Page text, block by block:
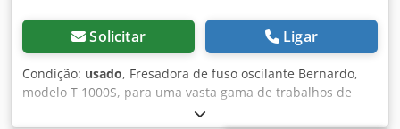
Solicitar Ligar
Condição: usado, Fresadora de fuso oscilante Bernardo,
modelo T 1000S, para uma vasta gama de trabalhos de
fresagem em madeira maciça, materiais em painel e